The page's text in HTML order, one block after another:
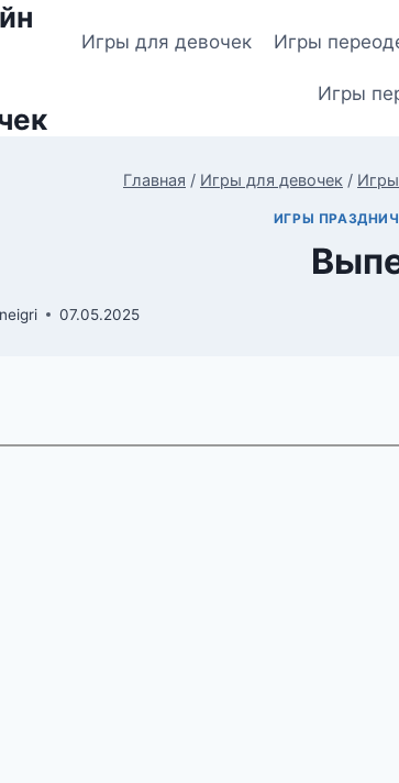
Игры для девочек Игры
Игры
Главная / Игры для девочек /
ИГРЫ
07.05.2025